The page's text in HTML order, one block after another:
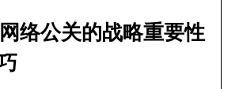
络公关的战略重要性